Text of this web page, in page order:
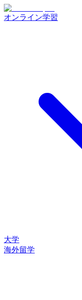
オンライン学習
大学
海外留学